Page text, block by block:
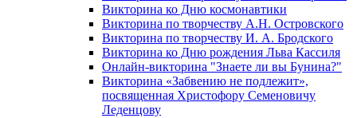
Викторина ко Дню космонавтики
Викторина по творчеству А.Н. Островского
Викторина по творчеству И. А. Бродского
Викторина ко Дню рождения Льва Кассиля
Онлайн-викторина "Знаете ли вы Бунина?"
Викторина «Забвению не подлежит»,
посвященная Христофору Семеновичу
Леденцову